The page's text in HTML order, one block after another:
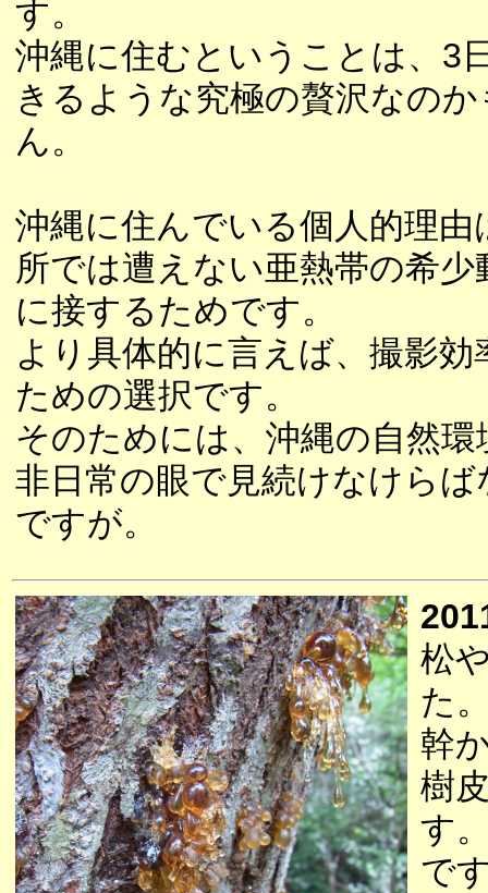
す。
沖縄に住むということは、3
きるような究極の贅沢なの
ん。
沖縄に住んでいる個人的理由
所では遭えない亜熱帯の希少
に接するためです。
より具体的に言えば、撮影効
ための選択です。
そのためには、沖縄の自然環
非日常の眼で見続けなけら
ですが。
松
た
幹
樹
す
で